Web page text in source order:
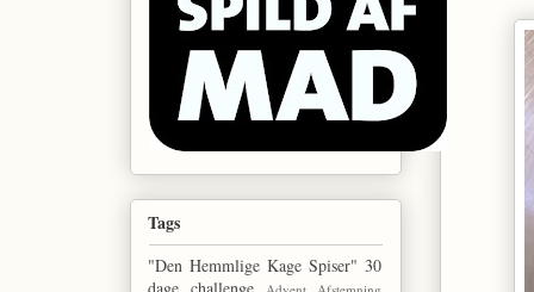
Tags
"Den Hemmlige Kage Spiser" 30